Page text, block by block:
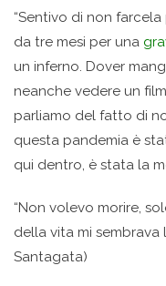
“Sentivo di non
da tre mesi per una
un inferno. Dover
neanche vedere un
parliamo del fatto di
questa pandemia è
qui dentro, è stata la
“Non volevo morire,
della vita mi sembrava
Santagata)